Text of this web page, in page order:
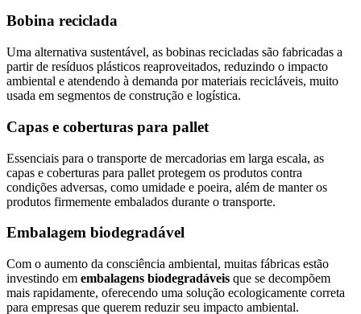
Bobina reciclada
Uma alternativa sustentável, as bobinas recicladas são fabricadas a
partir de resíduos plásticos reaproveitados, reduzindo o impacto
ambiental e atendendo à demanda por materiais recicláveis, muito
usada em segmentos de construção e logística.
Capas e coberturas para pallet
Essenciais para o transporte de mercadorias em larga escala, as
capas e coberturas para pallet protegem os produtos contra
condições adversas, como umidade e poeira, além de manter os
produtos firmemente embalados durante o transporte.
Embalagem biodegradável
Com o aumento da consciência ambiental, muitas fábricas estão
investindo em embalagens biodegradáveis que se decompõem
mais rapidamente, oferecendo uma solução ecologicamente correta
para empresas que querem reduzir seu impacto ambiental.